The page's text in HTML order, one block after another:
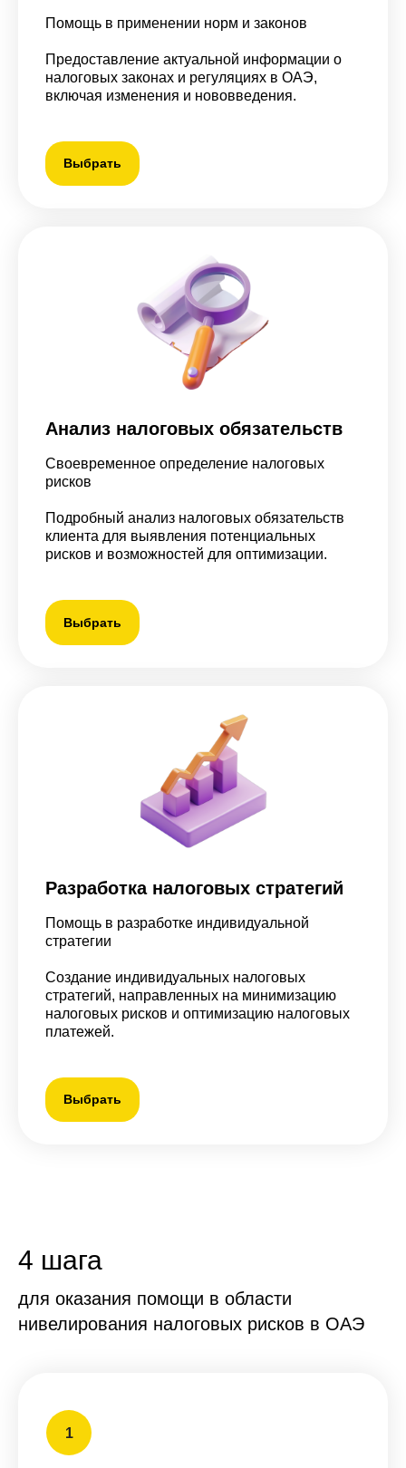
Помощь в применении норм и законов
Предоставление актуальной информации о
налоговых законах и регуляциях в ОАЭ,
включая изменения и нововведения.
Выбрать
Анализ налоговых обязательств
Своевременное определение налоговых
рисков
Подробный анализ налоговых обязательств
клиента для выявления потенциальных
рисков и возможностей для оптимизации.
Выбрать
Разработка налоговых стратегий
Помощь в разработке индивидуальной
стратегии
Создание индивидуальных налоговых
стратегий, направленных на минимизацию
налоговых рисков и оптимизацию налоговых
платежей.
Выбрать
4 шага
для оказания помощи в области
нивелирования налоговых рисков в ОАЭ